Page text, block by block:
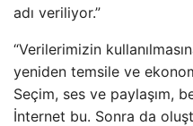
adı veriliyor.”
“Verilerimizin
yeniden temsile ve
Seçim, ses ve paylaşım,
İnternet bu. Sonra da